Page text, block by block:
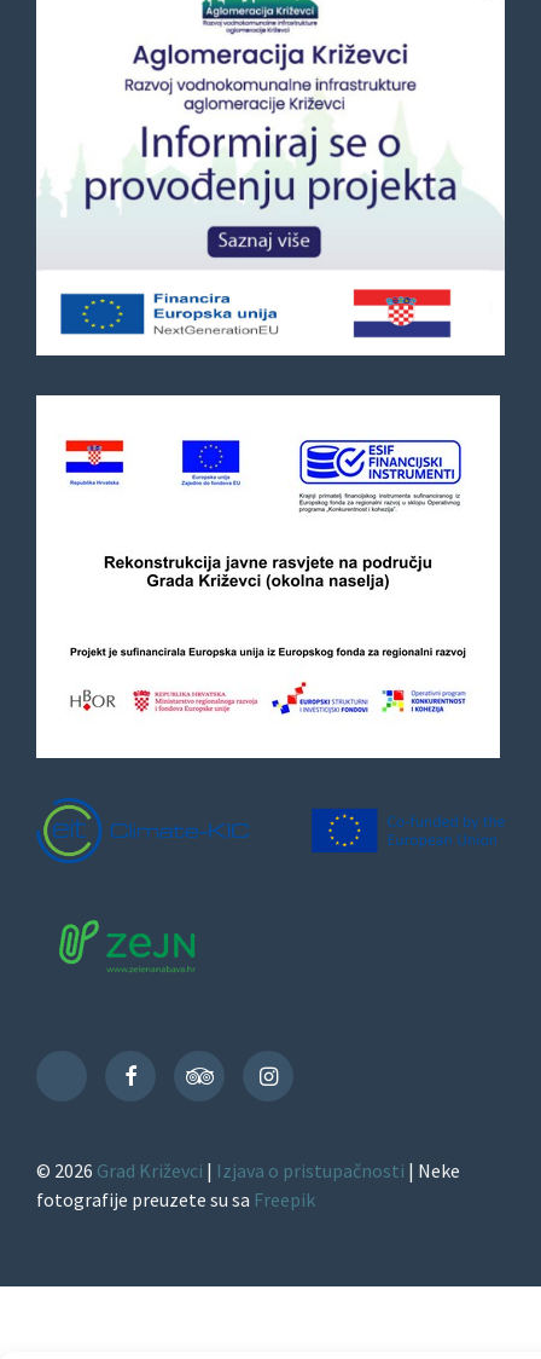
TikTok
FacebookTripAdvisorInstagram
© 2026 Grad Križevci | Izjava o pristupačnosti | Neke
fotografije preuzete su sa Freepik